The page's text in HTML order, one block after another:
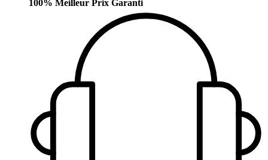
100% Meilleur Prix Garanti